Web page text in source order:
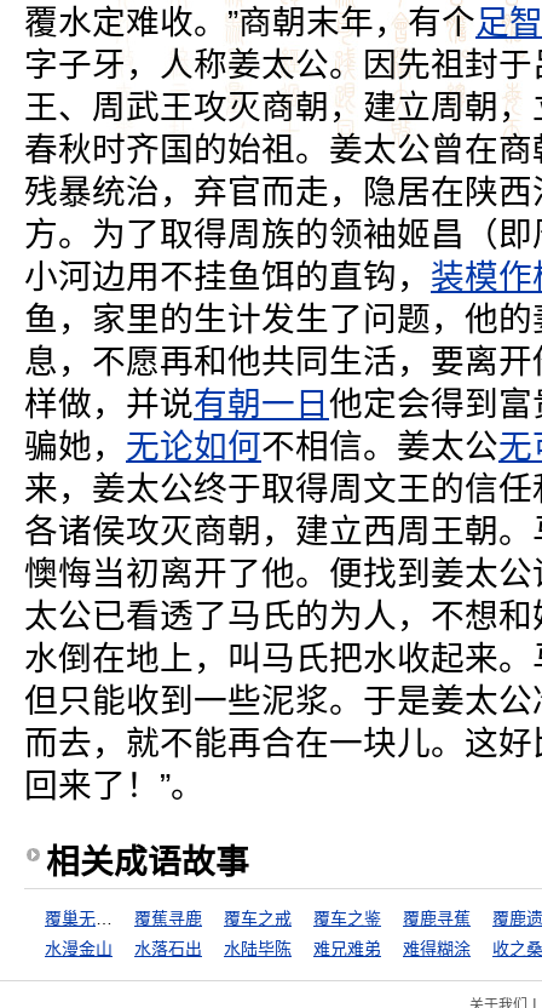
覆水定难收。”商朝末年，有个足
字子牙，人称姜太公。因先祖封
王、周武王攻灭商朝，建立周朝
春秋时齐国的始祖。姜太公曾在
残暴统治，弃官而走，隐居在陕
方。为了取得周族的领袖姬昌（
小河边用不挂鱼饵的直钩， 装模作
鱼，家里的生计发生了问题，他
息，不愿再和他共同生活，要离
样做，并说有朝一日 他定会得到
骗她， 无论如何不相信。姜太公无
来，姜太公终于取得周文王的信
各诸侯攻灭商朝，建立西周王朝
懊悔当初离开了他。便找到姜太
太公已看透了马氏的为人，不想
水倒在地上，叫马氏把水收起来
但只能收到一些泥浆。于是姜太
而去，就不能再合在一块儿。这
回来了！”。
相关成语故事
覆蕉寻鹿 覆车之戒 覆车之鉴 覆鹿寻蕉
覆鹿
水漫金山
水落石出 水陆毕陈 难兄难弟 难得糊涂 收之